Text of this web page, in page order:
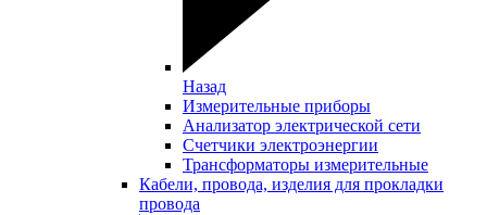
Назад
Измерительные приборы
Анализатор электрической сети
Счетчики электроэнергии
Трансформаторы измерительные
Кабели, провода, изделия для прокладки
провода